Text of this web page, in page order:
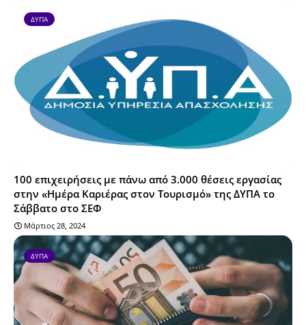
ΔΥΠΑ
100 επιχειρήσεις με πάνω από 3.000 θέσεις εργασίας
στην «Ημέρα Καριέρας στον Τουρισμό» της ΔΥΠΑ το
Σάββατο στο ΣΕΦ
Μάρτιος 28, 2024
ΔΥΠΑ